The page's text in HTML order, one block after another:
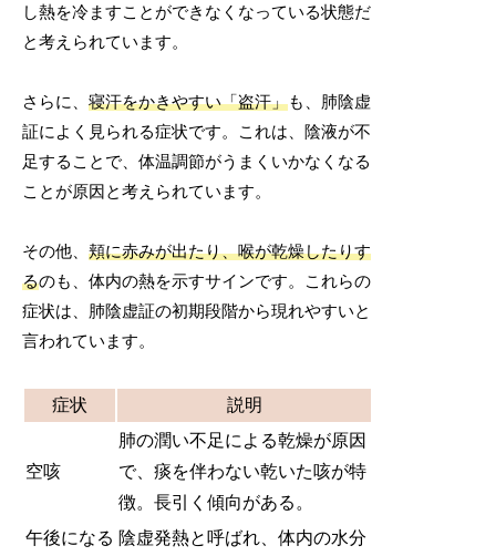
し熱を冷ますことができなくなっている状態だ
と考えられています。
さらに、寝汗をかきやすい「盗汗」も、肺陰虚
証によく見られる症状です。これは、陰液が不
足することで、体温調節がうまくいかなくなる
ことが原因と考えられています。
その他、頬に赤みが出たり、喉が乾燥したりす
るのも、体内の熱を示すサインです。これらの
症状は、肺陰虚証の初期段階から現れやすいと
言われています。
症状 説明
空咳
肺の潤い不足による乾燥が原因
で、痰を伴わない乾いた咳が特
徴。長引く傾向がある。
午後になる 陰虚発熱と呼ばれ、体内の水分